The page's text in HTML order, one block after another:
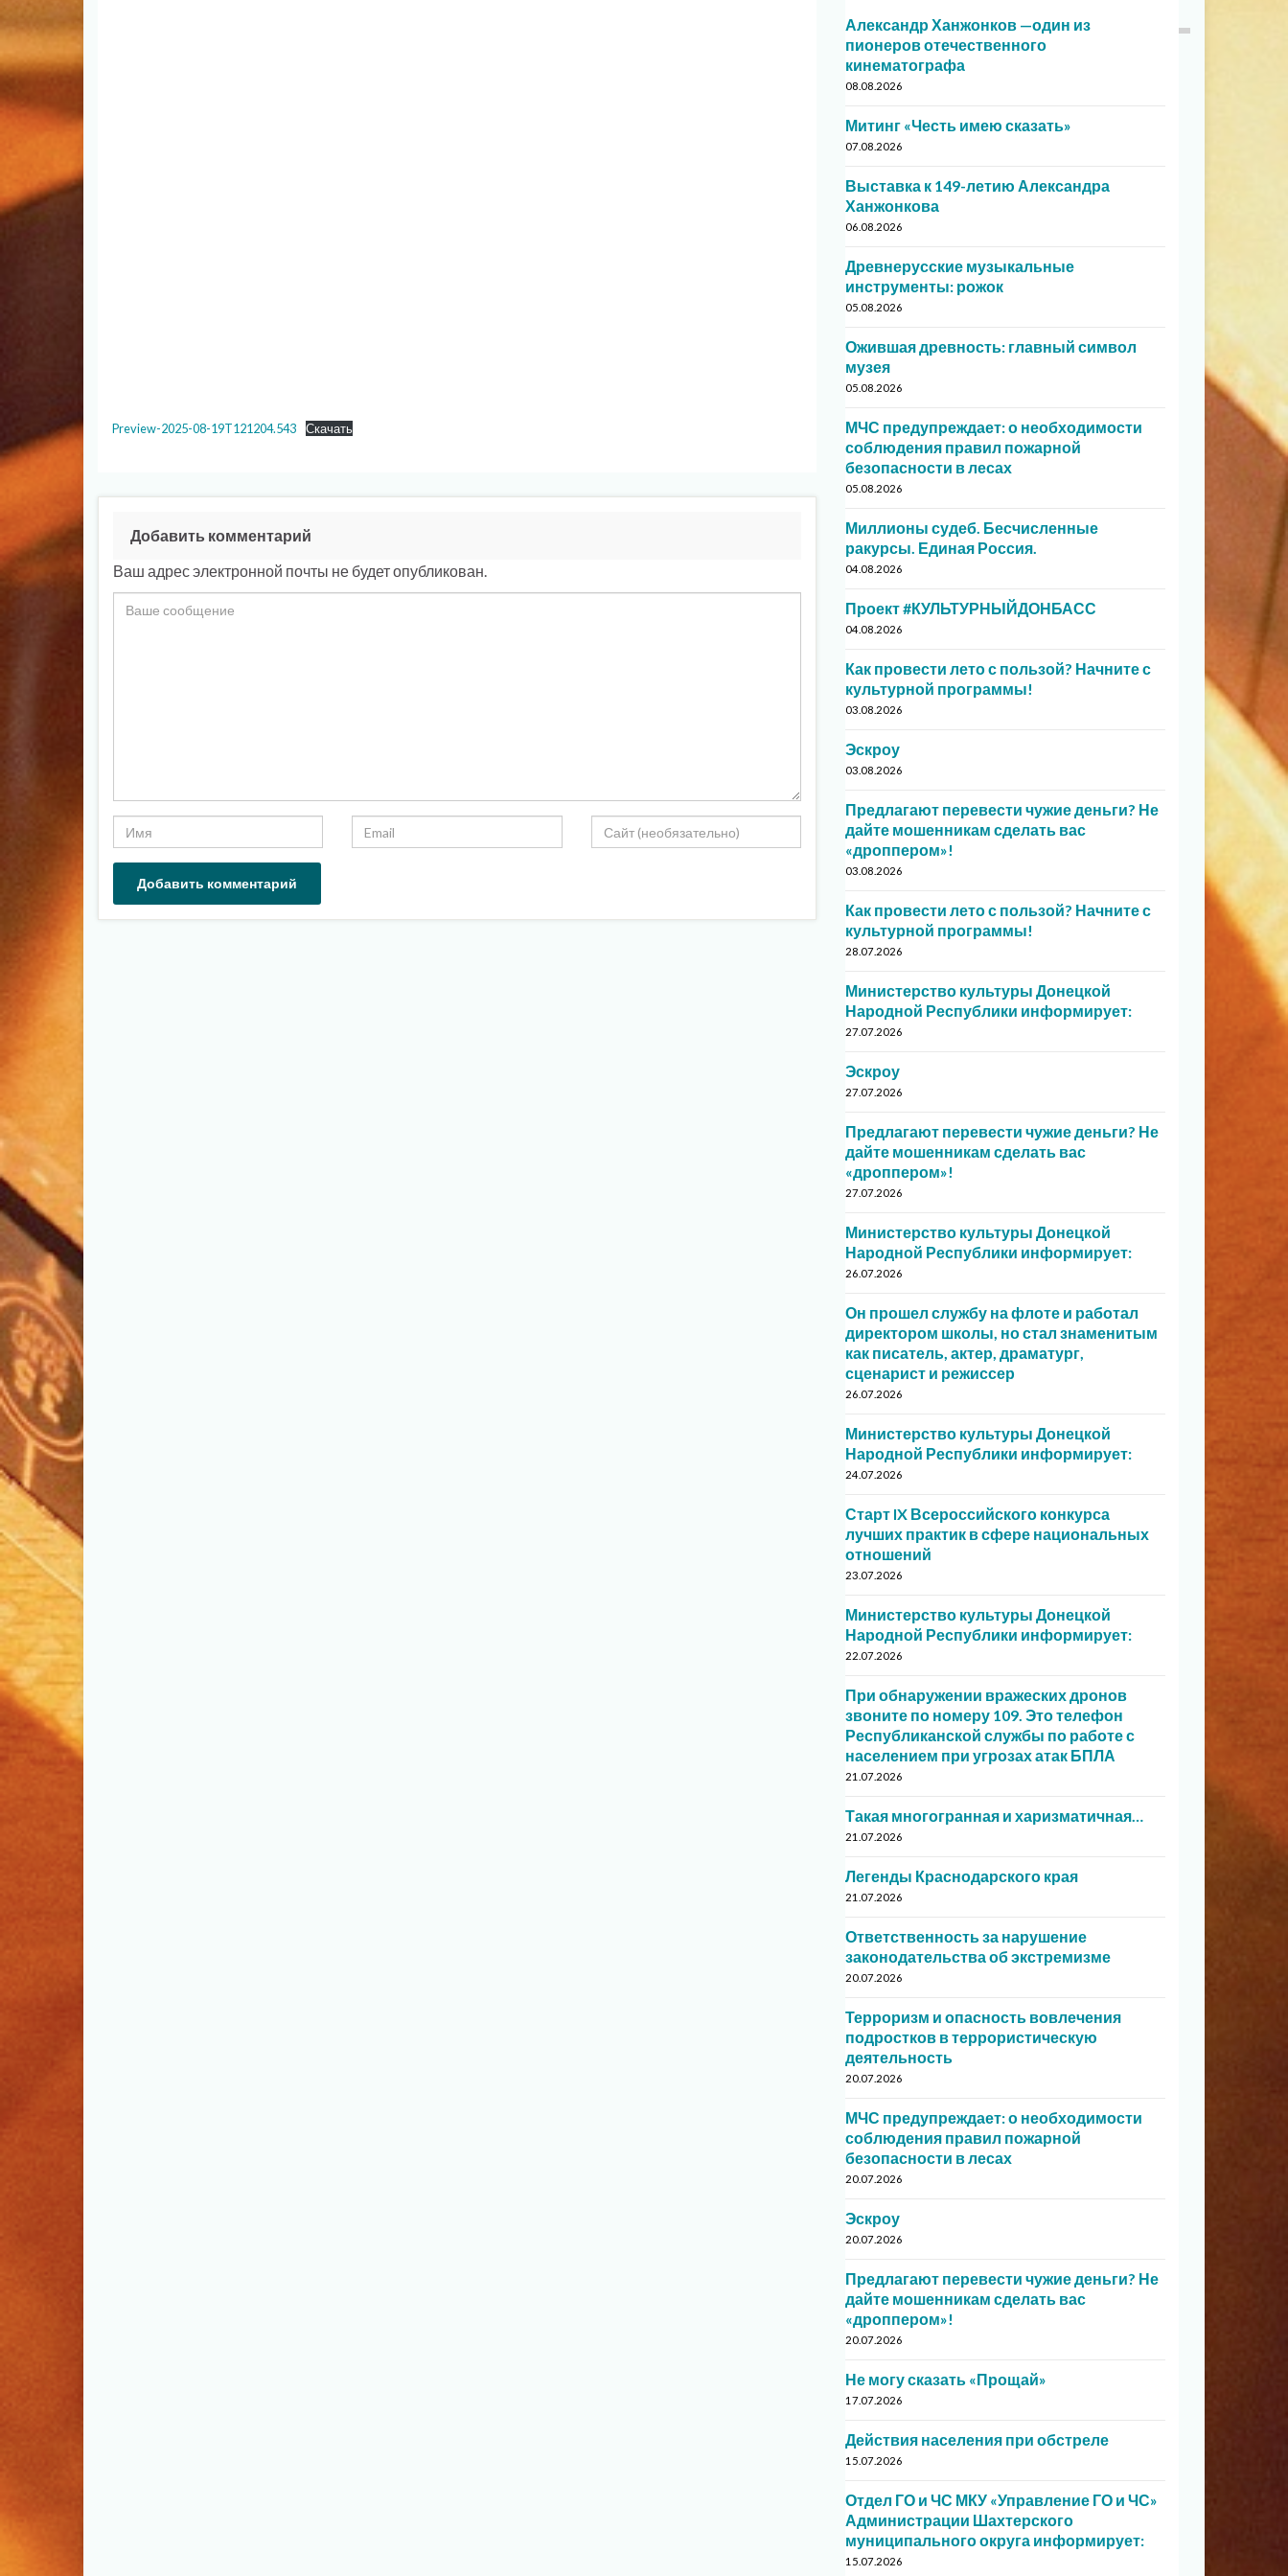
Preview-2025-08-19T121204.543 Скачать
Добавить комментарий
Ваш адрес электронной почты не будет опубликован.
Александр Ханжонков —один из
пионеров отечественного
кинематографа
08.08.2026
Митинг «Честь имею сказать»
07.08.2026
Выставка к 149-летию Александра
Ханжонкова
06.08.2026
Древнерусские музыкальные
инструменты: рожок
05.08.2026
Ожившая древность: главный символ
музея
05.08.2026
МЧС предупреждает: о необходимости
соблюдения правил пожарной
безопасности в лесах
05.08.2026
Миллионы судеб. Бесчисленные
ракурсы. Единая Россия.
04.08.2026
Проект #КУЛЬТУРНЫЙДОНБАСС
04.08.2026
Как провести лето с пользой? Начните с
культурной программы!
03.08.2026
Эскроу
03.08.2026
Предлагают перевести чужие деньги? Не
дайте мошенникам сделать вас
«дроппером»!
03.08.2026
Как провести лето с пользой? Начните с
культурной программы!
28.07.2026
Министерство культуры Донецкой
Народной Республики информирует:
27.07.2026
Эскроу
27.07.2026
Предлагают перевести чужие деньги? Не
дайте мошенникам сделать вас
«дроппером»!
27.07.2026
Министерство культуры Донецкой
Народной Республики информирует:
26.07.2026
Он прошел службу на флоте и работал
директором школы, но стал знаменитым
как писатель, актер, драматург,
сценарист и режиссер
26.07.2026
Министерство культуры Донецкой
Народной Республики информирует:
24.07.2026
Старт IX Всероссийского конкурса
лучших практик в сфере национальных
отношений
23.07.2026
Министерство культуры Донецкой
Народной Республики информирует:
22.07.2026
При обнаружении вражеских дронов
звоните по номеру 109. Это телефон
Республиканской службы по работе с
населением при угрозах атак БПЛА
21.07.2026
Такая многогранная и харизматичная…
21.07.2026
Легенды Краснодарского края
21.07.2026
Ответственность за нарушение
законодательства об экстремизме
20.07.2026
Терроризм и опасность вовлечения
подростков в террористическую
деятельность
20.07.2026
МЧС предупреждает: о необходимости
соблюдения правил пожарной
безопасности в лесах
20.07.2026
Эскроу
20.07.2026
Предлагают перевести чужие деньги? Не
дайте мошенникам сделать вас
«дроппером»!
20.07.2026
Не могу сказать «Прощай»
17.07.2026
Действия населения при обстреле
15.07.2026
Отдел ГО и ЧС МКУ «Управление ГО и ЧС»
Администрации Шахтерского
муниципального округа информирует:
15.07.2026